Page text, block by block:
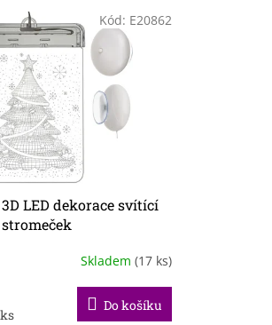
LED dekorace svítící
Skladem (17 ks)
Do košíku
Kód: E20862